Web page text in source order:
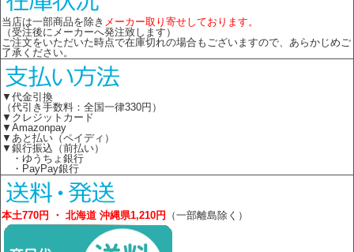
当店は一部商品を除き メーカー取り寄せしております。
（受注後にメーカーへ発注致します）
ご注文をいただいた時点で在庫切れの場合もございますので、あらかじめご
了承ください。
▼代金引換
（代引き手数料：全国一律330円）
▼クレジットカード
▼Amazonpay
▼あと払い（ペイディ）
▼銀行振込（前払い）
・ゆうちょ銀行
・PayPay銀行
本土770円 ・ 北海道 沖縄県1,210円 （一部離島除く）